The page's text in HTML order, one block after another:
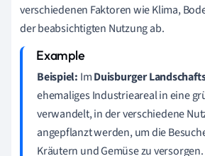
verschiedenen Faktoren wie Klima,
der beabsichtigten Nutzung ab.
Beispiel: ImDuisburger
ehemaliges Industrieareal in eine
verwandelt, in der verschiedene
angepflanzt werden, um die
Kräutern und Gemüse zu